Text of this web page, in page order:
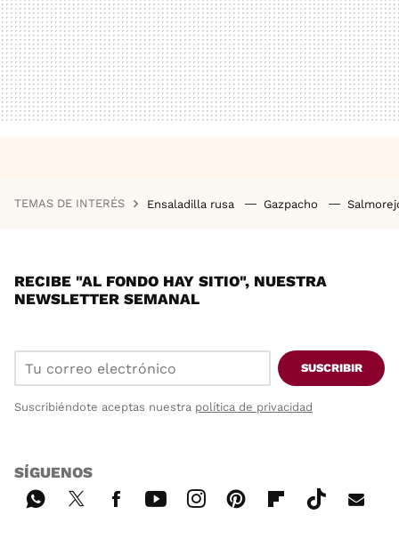
TEMAS DE INTERÉS Ensaladilla rusa Gazpacho
RECIBE "AL FONDO HAY SITIO", NUESTRA
NEWSLETTER SEMANAL
SUSCRIBIR
Suscribiéndote aceptas nuestra política de privacidad
SÍGUENOS